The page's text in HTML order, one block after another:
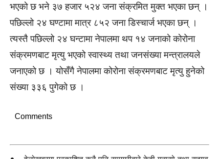
भएको छ भने ३७ हजार ५२४ जना संक्रमित मुक्त भएका छन् ।
पछिल्लो २४ घण्टामा मात्र ८५२ जना डिस्चार्ज भएका छन् ।
त्यस्तै पछिल्लो २४ घन्टामा नेपालमा थप १४ जनाको कोरोना
संक्रमणबाट मृत्यु भएको स्वास्थ्य तथा जनसंख्या मन्त्रालयले
जनाएको छ । योसँगै नेपालमा कोरोना संक्रमणबाट मृत्यु हुनेको
संख्या ३३६ पुगेको छ ।
Comments